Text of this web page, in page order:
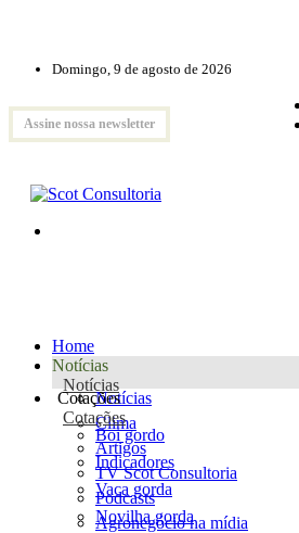
Domingo, 9 de agosto de 2026
Assine nossa newsletter
Home
Notícias
Notícias
Notícias
Clima
Artigos
TV Scot Consultoria
Podcasts
Agronegócio na mídia
Cotações
Cotações
Boi gordo
Indicadores
Vaca gorda
Novilha gorda